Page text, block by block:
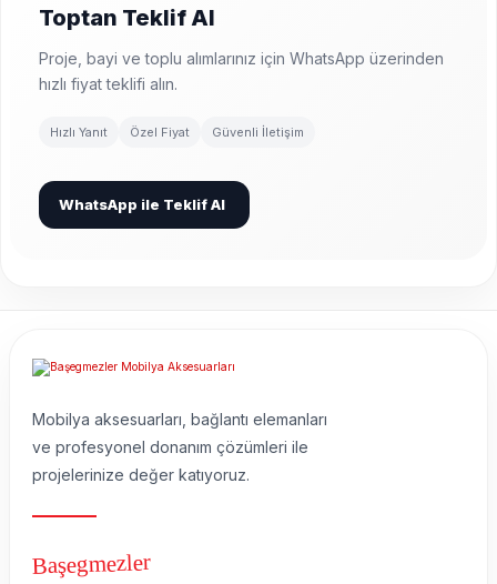
Toptan Teklif Al
Proje, bayi ve toplu alımlarınız için WhatsApp üzerinden
hızlı fiyat teklifi alın.
Hızlı Yanıt Özel Fiyat Güvenli İletişim
WhatsApp ile Teklif Al
Mobilya aksesuarları, bağlantı elemanları
ve profesyonel donanım çözümleri ile
projelerinize değer katıyoruz.
Başegmezler